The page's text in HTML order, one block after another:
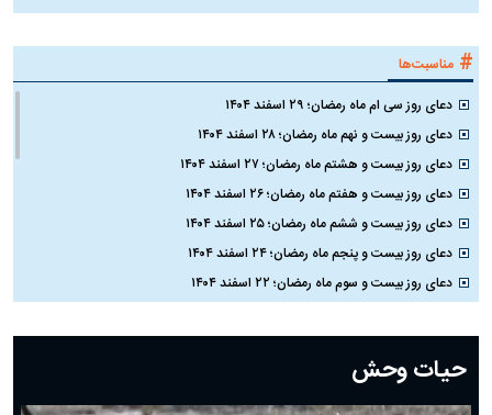
# مناسبت‌ها
دعای روز سی ام ماه رمضان؛ ۲۹ اسفند ۱۴۰۴
دعای روز بیست و نهم ماه رمضان؛ ۲۸ اسفند ۱۴۰۴
دعای روز بیست و هشتم ماه رمضان؛ ۲۷ اسفند ۱۴۰۴
دعای روز بیست و هفتم ماه رمضان؛ ۲۶ اسفند ۱۴۰۴
دعای روز بیست و ششم ماه رمضان؛ ۲۵ اسفند ۱۴۰۴
دعای روز بیست و پنجم ماه رمضان؛ ۲۴ اسفند ۱۴۰۴
دعای روز بیست و سوم ماه رمضان؛ ۲۲ اسفند ۱۴۰۴
دعای روز بیستم ماه رمضان؛ ۱۹ اسفند ۱۴۰۴
دعای روز هشتم ماه مبارک رمضان؛ ۷ اسفند ماه ۱۴۰۴
دعای روز هفتم ماه رمضان؛ ۶ اسفند ۱۴۰۴
حیات وحش